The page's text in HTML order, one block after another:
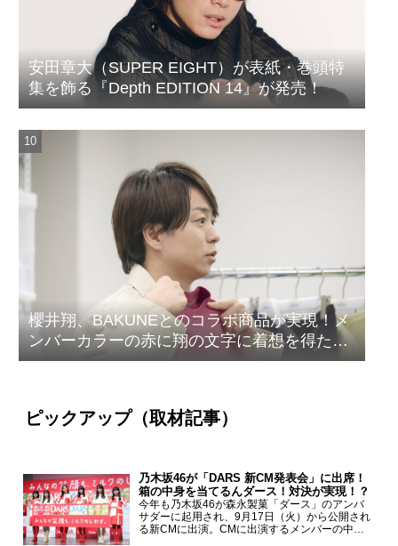
安田章大（SUPER EIGHT）が表紙・巻頭特
集を飾る『Depth EDITION 14』が発売！
櫻井翔、BAKUNEとのコラボ商品が実現！メ
ンバーカラーの赤に翔の文字に着想を得たデ
ザイン
ピックアップ（取材記事）
乃木坂46が「DARS 新CM発表会」に出席！
箱の中身を当てるんダース！対決が実現！？
今年も乃木坂46が森永製菓「ダース」のアンバ
サダーに起用され、9月17日（火）から公開され
る新CMに出演。CMに出演するメンバーの中か